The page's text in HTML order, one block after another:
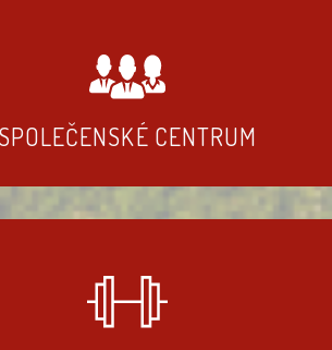
SPOLEČENSKÉ CENTRUM